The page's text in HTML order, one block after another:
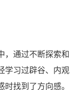
，通过不断探索和
学习过辟谷、内观
找到了方向感。